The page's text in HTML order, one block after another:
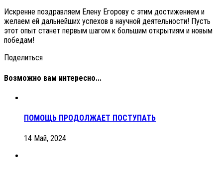
Искренне поздравляем Елену Егорову с этим достижением и
желаем ей дальнейших успехов в научной деятельности! Пусть
этот опыт станет первым шагом к большим открытиям и новым
победам!
Поделиться
Возможно вам интересно...
ПОМОЩЬ ПРОДОЛЖАЕТ ПОСТУПАТЬ
14 Май, 2024